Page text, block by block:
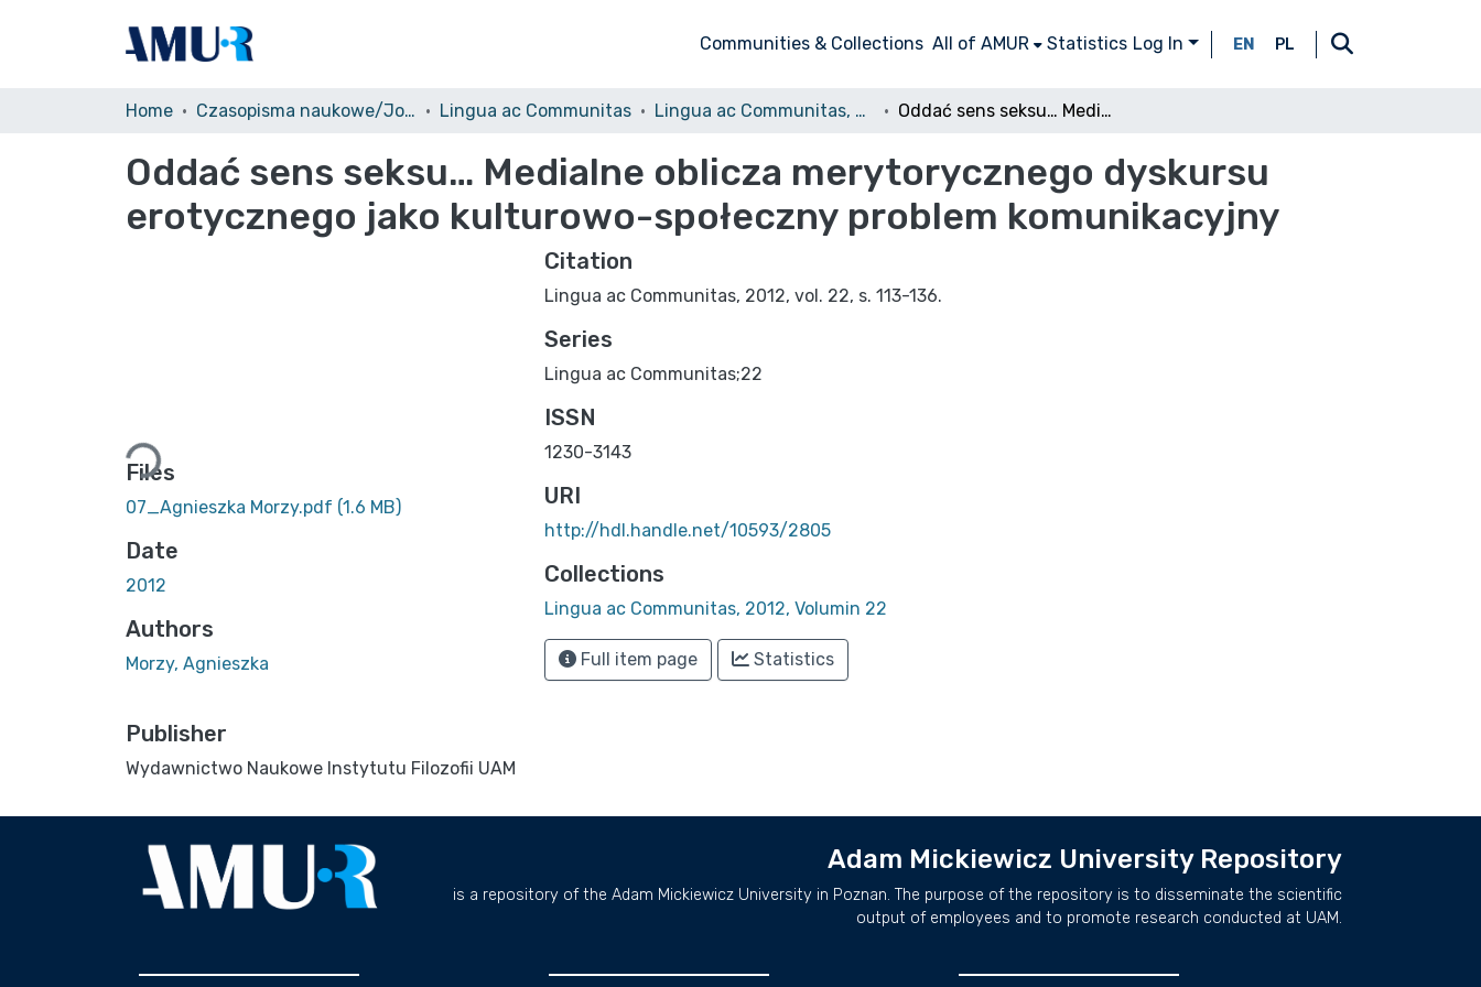
Communities & Collections All of AMUR Statistics Log In EN PL
Home Czasopisma naukowe/Journals Lingua ac Communitas Lingua ac Communitas, 2012, Volumin 22 Oddać sens seksu… Medialne oblicza merytorycznego dyskursu erotycznego jako kulturowo-społeczny problem komunikacyjny
Oddać sens seksu… Medialne oblicza merytorycznego dyskursu
erotycznego jako kulturowo-społeczny problem komunikacyjny
Loading...
Files
07_Agnieszka Morzy.pdf (1.6 MB)
Date
2012
Authors
Morzy, Agnieszka
Publisher
Wydawnictwo Naukowe Instytutu Filozofii UAM
Citation
Lingua ac Communitas, 2012, vol. 22, s. 113-136.
Series
Lingua ac Communitas;22
ISSN
1230-3143
URI
http://hdl.handle.net/10593/2805
Collections
Lingua ac Communitas, 2012, Volumin 22
Full item page Statistics
Adam Mickiewicz University Repository
is a repository of the Adam Mickiewicz University in Poznan. The purpose of the repository is to disseminate the scientific
output of employees and to promote research conducted at UAM.